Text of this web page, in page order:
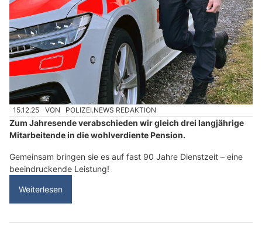
15.12.25 VON POLIZEI.NEWS REDAKTION
Zum Jahresende verabschieden wir gleich drei langjährige
Mitarbeitende in die wohlverdiente Pension.
Gemeinsam bringen sie es auf fast 90 Jahre Dienstzeit – eine
beeindruckende Leistung!
Weiterlesen